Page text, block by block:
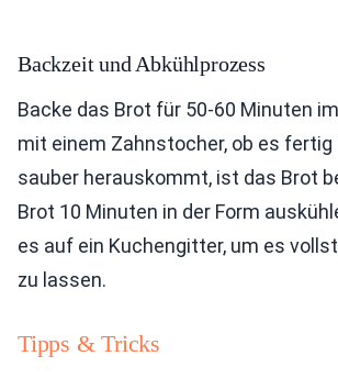
Backzeit und Abkühlprozess
Backe das Brot für 50-60 Minuten
mit einem Zahnstocher, ob es fertig
sauber herauskommt, ist das Brot
Brot 10 Minuten in der Form
es auf ein Kuchengitter, um es
zu lassen.
Tipps & Tricks